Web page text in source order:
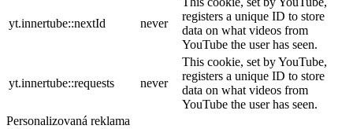
yt.innertube::nextId never
registers a unique ID to store
data on what videos from
YouTube the user has seen.
yt.innertube::requests never
This cookie, set by YouTube,
registers a unique ID to store
data on what videos from
YouTube the user has seen.
Personalizovaná reklama